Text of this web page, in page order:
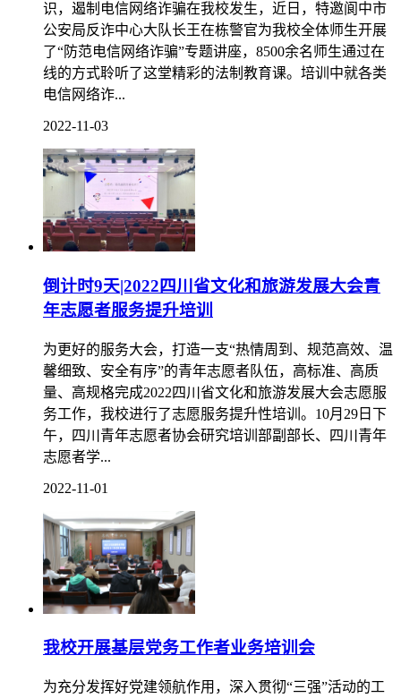
识，遏制电信网络诈骗在我校发生，近日，特邀阆中市
公安局反诈中心大队长王在栋警官为我校全体师生开展
了“防范电信网络诈骗”专题讲座，8500余名师生通过在
线的方式聆听了这堂精彩的法制教育课。培训中就各类
电信网络诈...
2022-11-03
倒计时9天|2022四川省文化和旅游发展大会青
年志愿者服务提升培训
为更好的服务大会，打造一支“热情周到、规范高效、温
馨细致、安全有序”的青年志愿者队伍，高标准、高质
量、高规格完成2022四川省文化和旅游发展大会志愿服
务工作，我校进行了志愿服务提升性培训。10月29日下
午，四川青年志愿者协会研究培训部副部长、四川青年
志愿者学...
2022-11-01
我校开展基层党务工作者业务培训会
为充分发挥好党建领航作用，深入贯彻“三强”活动的工